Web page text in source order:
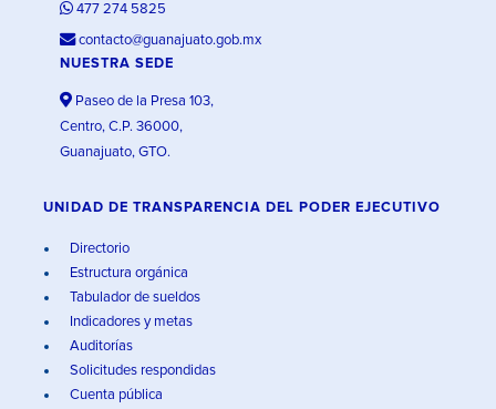
477 274 5825
contacto@guanajuato.gob.mx
NUESTRA SEDE
Paseo de la Presa 103,
Centro, C.P. 36000,
Guanajuato, GTO.
UNIDAD DE TRANSPARENCIA DEL PODER EJECUTIVO
Directorio
Estructura orgánica
Tabulador de sueldos
Indicadores y metas
Auditorías
Solicitudes respondidas
Cuenta pública